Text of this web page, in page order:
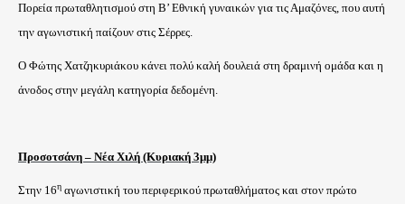
Πορεία πρωταθλητισμού στη Β’ Εθνική γυναικών για τις Αμαζόνες, που αυτή
την αγωνιστική παίζουν στις Σέρρες.
Ο Φώτης Χατζηκυριάκου κάνει πολύ καλή δουλειά στη δραμινή ομάδα και η
άνοδος στην μεγάλη κατηγορία δεδομένη.
Προσοτσάνη – Νέα Χιλή (Κυριακή 3μμ)
Στην 16η αγωνιστική του περιφερικού πρωταθλήματος και στον πρώτο